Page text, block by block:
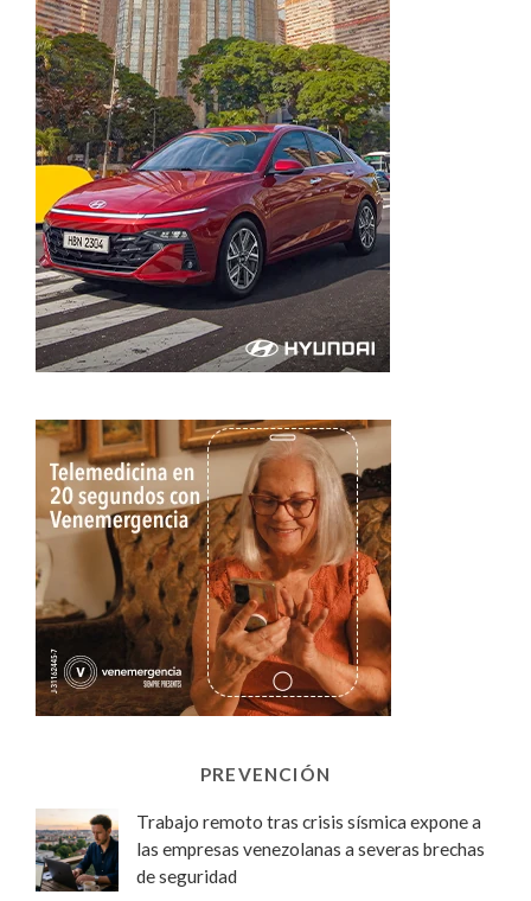
PREVENCIÓN
Trabajo remoto tras crisis sísmica expone a
las empresas venezolanas a severas brechas
de seguridad